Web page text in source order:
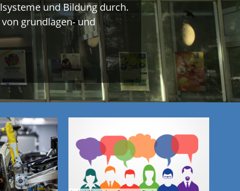
und Bildung durch.
grundlagen- und